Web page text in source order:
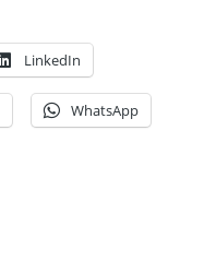
LinkedIn
WhatsApp